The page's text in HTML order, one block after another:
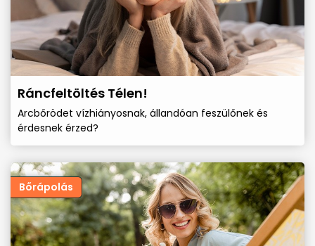
Ráncfeltöltés Télen!
Arcbőrödet vízhiányosnak, állandóan feszülőnek és
érdesnek érzed?
Bőrápolás